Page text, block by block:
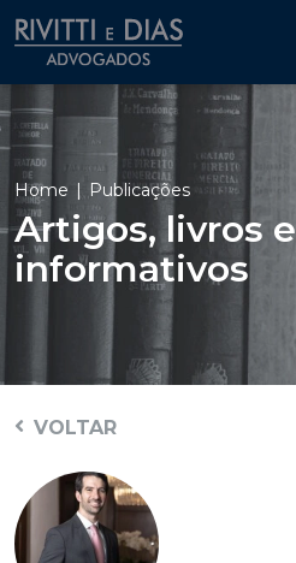
Home Publicações
Artigos, livros e
informativos
VOLTAR